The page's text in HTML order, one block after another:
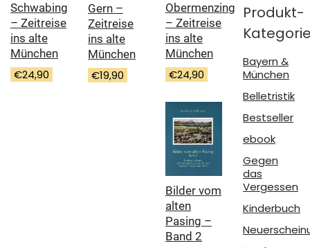
Schwabing
– Zeitreise
ins alte
München
€24,90
Gern –
Zeitreise
ins alte
München
€19,90
Obermenzing
– Zeitreise
ins alte
München
€24,90
Bilder vom
alten
Pasing –
Band 2
Produkt-
Bayern &
München
Belletristik
Bestseller
ebook
Gegen
das
Vergessen
Kinderbuch